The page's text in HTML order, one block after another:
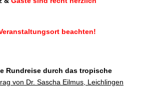
beachten!
Rundreise durch das tropische
von Dr. Sascha Eilmus, Leichlingen